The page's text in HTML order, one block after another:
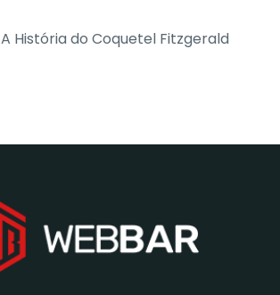
A História do Coquetel Fitzgerald